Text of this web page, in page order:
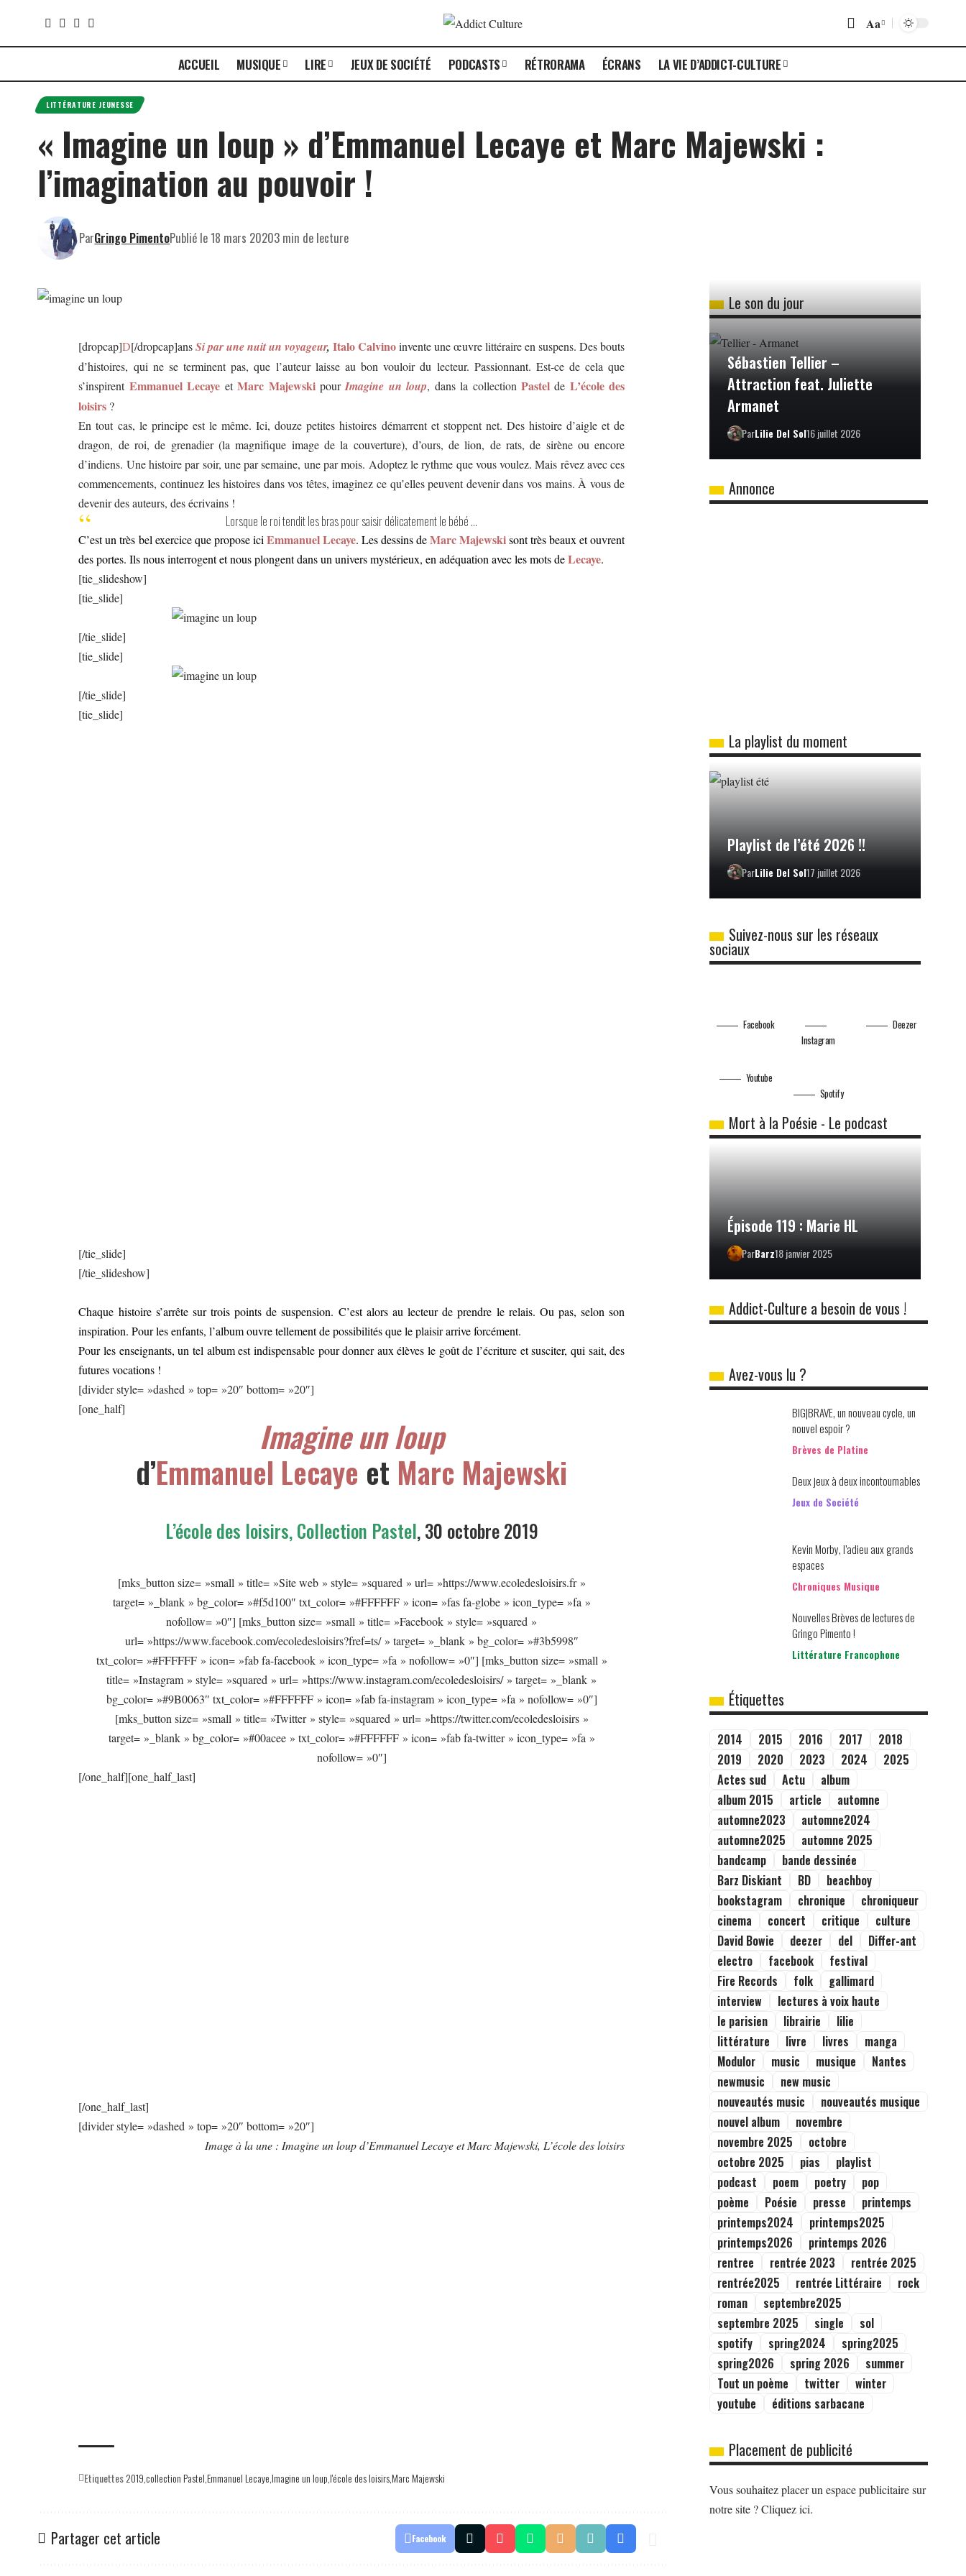
Aa
ACCUEIL MUSIQUE LIRE JEUX DE SOCIÉTÉ PODCASTS RÉTRORAMA ÉCRANS LA VIE D’ADDICT-CULTURE
LITTÉRATURE JEUNESSE
« Imagine un loup » d’Emmanuel Lecaye et Marc Majewski :
l’imagination au pouvoir !
ParGringo PimentoPublié le 18 mars 20203 min de lecture
[dropcap]D[/dropcap]ansSi par une nuit un voyageur, Italo Calvinoinvente une œuvre littéraire en suspens. Des bouts
d’histoires, qui ne se terminent pas, que l’auteur laisse au bon vouloir du lecteur. Passionnant. Est-ce de cela que
s’inspirentEmmanuel Lecaye etMarc MajewskipourImagine un loup, dans la collectionPastel de L’école des
loisirs ?
En tout cas, le principe est le même. Ici, douze petites histoires démarrent et stoppent net. Des histoire d’aigle et de
dragon, de roi, de grenadier (la magnifique image de la couverture), d’ours, de lion, de rats, de sirène ou encore
d’indiens. Une histoire par soir, une par semaine, une par mois. Adoptez le rythme que vous voulez. Mais rêvez avec ces
commencements, continuez les histoires dans vos têtes, imaginez ce qu’elles peuvent devenir dans vos mains. À vous de
devenir des auteurs, des écrivains !
Lorsque le roi tendit les bras pour saisir délicatement le bébé …
C’est un très bel exercice que propose ici Emmanuel Lecaye. Les dessins deMarc Majewskisont très beaux et ouvrent
des portes. Ils nous interrogent et nous plongent dans un univers mystérieux, en adéquation avec les mots deLecaye.
[tie_slideshow]
[tie_slide]
[/tie_slide]
[tie_slide]
[/tie_slide]
[tie_slide]
[/tie_slide]
[/tie_slideshow]
Chaque histoire s’arrête sur trois points de suspension. C’est alors au lecteur de prendre le relais. Ou pas, selon son
inspiration. Pour les enfants, l’album ouvre tellement de possibilités que le plaisir arrive forcément.
Pour les enseignants, un tel album est indispensable pour donner aux élèves le goût de l’écriture et susciter, qui sait, des
futures vocations !
[divider style= »dashed » top= »20″ bottom= »20″]
[one_half]
Imagine un loup
d’Emmanuel Lecaye et Marc Majewski
L’école des loisirs,Collection Pastel, 30 octobre 2019
[mks_button size= »small » title= »Site web » style= »squared » url= »https://www.ecoledesloisirs.fr »
target= »_blank » bg_color= »#f5d100″ txt_color= »#FFFFFF » icon= »fas fa-globe » icon_type= »fa »
nofollow= »0″] [mks_button size= »small » title= »Facebook » style= »squared »
url= »https://www.facebook.com/ecoledesloisirs?fref=ts/ » target= »_blank » bg_color= »#3b5998″
txt_color= »#FFFFFF » icon= »fab fa-facebook » icon_type= »fa » nofollow= »0″] [mks_button size= »small »
title= »Instagram » style= »squared » url= »https://www.instagram.com/ecoledesloisirs/ » target= »_blank »
bg_color= »#9B0063″ txt_color= »#FFFFFF » icon= »fab fa-instagram » icon_type= »fa » nofollow= »0″]
[mks_button size= »small » title= »Twitter » style= »squared » url= »https://twitter.com/ecoledesloisirs »
target= »_blank » bg_color= »#00acee » txt_color= »#FFFFFF » icon= »fab fa-twitter » icon_type= »fa »
nofollow= »0″]
[/one_half][one_half_last]
[/one_half_last]
[divider style= »dashed » top= »20″ bottom= »20″]
Image à la une : Imagine un loup d’Emmanuel Lecaye et Marc Majewski, L’école des loisirs
Etiquettes2019 collection Pastel Emmanuel Lecaye Imagine un loup l'école des loisirsMarc Majewski
Partager cet article Facebook
Le son du jour
Sébastien Tellier –
Attraction feat. Juliette
Armanet
ParLilie Del Sol16 juillet 2026
Annonce
La playlist du moment
Playlist de l’été 2026 !!
ParLilie Del Sol17 juillet 2026
Suivez-nous sur les réseaux
sociaux
Facebook
Youtube
Instagram
Spotify
Deezer
Mort à la Poésie - Le podcast
Épisode 119 : Marie HL
ParBarz18 janvier 2025
Addict-Culture a besoin de vous !
Avez-vous lu ?
BIG|BRAVE, un nouveau cycle, un
nouvel espoir ?
Brèves de Platine
Deux jeux à deux incontournables
Jeux de Société
Kevin Morby, l’adieu aux grands
espaces
Chroniques Musique
Nouvelles Brèves de lectures de
Gringo Pimento !
Littérature Francophone
Étiquettes
2014 2015 2016 2017
2018
2019
2020 2023 2024
2025
Actes sud
Actu
album
album 2015
article
automne
automne2023
automne2024
automne2025
automne 2025
bandcamp
bande dessinée
Barz Diskiant
BD
beachboy
bookstagram
chronique
chroniqueur
cinema
concert critique
culture
David Bowie
deezer del
Differ-ant
electro
facebook
festival
Fire Records
folk
gallimard
interview
lectures à voix haute
le parisien
librairie
lilie
littérature
livre livres
manga
Modulor
music musique
Nantes
newmusic
new music
nouveautés music
nouveautés musique
nouvel album
novembre
novembre 2025
octobre
octobre 2025
pias
playlist
podcast
poem poetry
pop
poème
Poésie presse
printemps
printemps2024
printemps2025
printemps2026
printemps 2026
rentree
rentrée 2023
rentrée 2025
rentrée2025
rentrée Littéraire
rock
roman
septembre2025
septembre 2025
single
sol
spotify
spring2024
spring2025
spring2026
spring 2026
summer
Tout un poème
twitter
winter
youtube
éditions sarbacane
Placement de publicité
Vous souhaitez placer un espace publicitaire sur
notre site ? Cliquez ici.